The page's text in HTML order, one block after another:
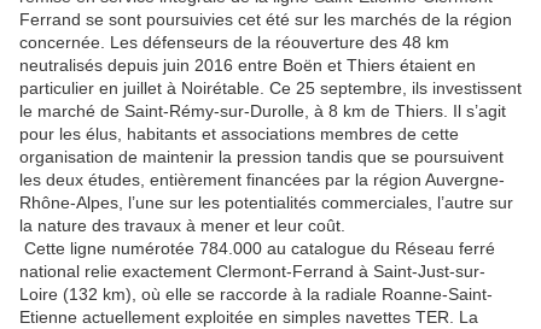
Ferrand se sont poursuivies cet été sur les marchés de la région
concernée. Les défenseurs de la réouverture des 48 km
neutralisés depuis juin 2016 entre Boën et Thiers étaient en
particulier en juillet à Noirétable. Ce 25 septembre, ils investissent
le marché de Saint-Rémy-sur-Durolle, à 8 km de Thiers. Il s’agit
pour les élus, habitants et associations membres de cette
organisation de maintenir la pression tandis que se poursuivent
les deux études, entièrement financées par la région Auvergne-
Rhône-Alpes, l’une sur les potentialités commerciales, l’autre sur
la nature des travaux à mener et leur coût.
Cette ligne numérotée 784.000 au catalogue du Réseau ferré
national relie exactement Clermont-Ferrand à Saint-Just-sur-
Loire (132 km), où elle se raccorde à la radiale Roanne-Saint-
Etienne actuellement exploitée en simples navettes TER. La